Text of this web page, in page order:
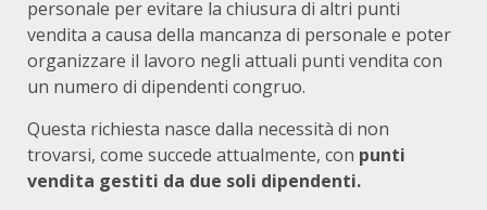
personale per evitare la chiusura di altri punti
vendita a causa della mancanza di personale e poter
organizzare il lavoro negli attuali punti vendita con
un numero di dipendenti congruo.
Questa richiesta nasce dalla necessità di non
trovarsi, come succede attualmente, con punti
vendita gestiti da due soli dipendenti.